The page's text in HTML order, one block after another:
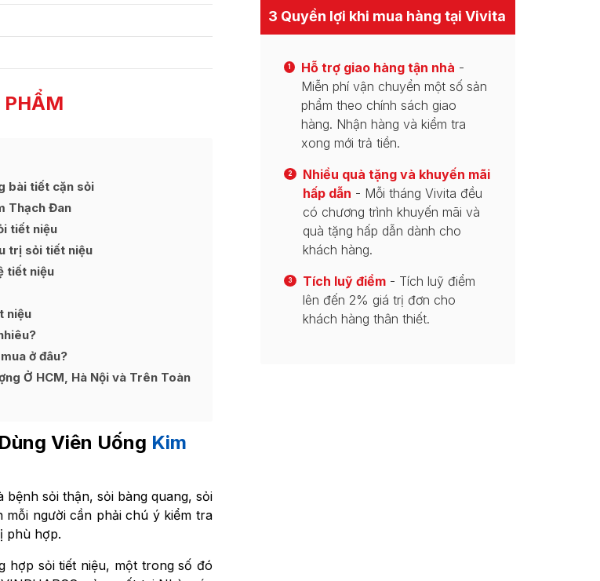
PHẨM
bài tiết cặn sỏi
Thạch Đan
tiết niệu
trị sỏi tiết niệu
tiết niệu
niệu
ở đâu?
Ở HCM, Hà Nội và Trên Toàn
Viên Uống Kim
sỏi thận, sỏi bàng quang, sỏi
người cần phải chú ý kiểm tra
phù hợp.
hợp sỏi tiết niệu, một trong số đó
3 Quyền lợi khi mua hàng tại Vivita
1 Hỗ trợ giao hàng tận nhà -
Miễn phí vận chuyển một số sản
phẩm theo chính sách giao
hàng. Nhận hàng và kiểm tra
xong mới trả tiền.
2
Nhiều quà tặng và khuyến mãi
hấp dẫn - Mỗi tháng Vivita đều
có chương trình khuyến mãi và
quà tặng hấp dẫn dành cho
khách hàng.
3 Tích luỹ điểm - Tích luỹ điểm
lên đến 2% giá trị đơn cho
khách hàng thân thiết.